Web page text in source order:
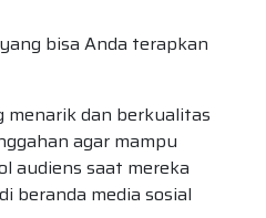
bisa Anda terapkan
menarik dan berkualitas
agar mampu
audiens saat mereka
beranda media sosial